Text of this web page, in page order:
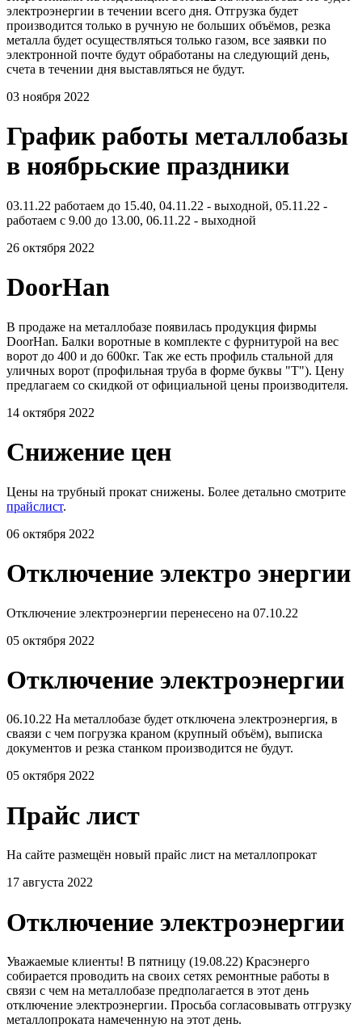
электроэнергии в течении всего дня. Отгрузка будет
производится только в ручную не больших объёмов, резка
металла будет осуществляться только газом, все заявки по
электронной почте будут обработаны на следующий день,
счета в течении дня выставляться не будут.
03 ноября 2022
График работы металлобазы
в ноябрьские праздники
03.11.22 работаем до 15.40, 04.11.22 - выходной, 05.11.22 -
работаем с 9.00 до 13.00, 06.11.22 - выходной
26 октября 2022
DoorHan
В продаже на металлобазе появилась продукция фирмы
DoorHan. Балки воротные в комплекте с фурнитурой на вес
ворот до 400 и до 600кг. Так же есть профиль стальной для
уличных ворот (профильная труба в форме буквы "Т"). Цену
предлагаем со скидкой от официальной цены производителя.
14 октября 2022
Снижение цен
Цены на трубный прокат снижены. Более детально смотрите
прайслист.
06 октября 2022
Отключение электро энергии
Отключение электроэнергии перенесено на 07.10.22
05 октября 2022
Отключение электроэнергии
06.10.22 На металлобазе будет отключена электроэнергия, в
сваязи с чем погрузка краном (крупный объём), выписка
документов и резка станком производится не будут.
05 октября 2022
Прайс лист
На сайте размещён новый прайс лист на металлопрокат
17 августа 2022
Отключение электроэнергии
Уважаемые клиенты! В пятницу (19.08.22) Красэнерго
собирается проводить на своих сетях ремонтные работы в
связи с чем на металлобазе предполагается в этот день
отключение электроэнергии. Просьба согласовывать отгрузку
металлопроката намеченную на этот день.